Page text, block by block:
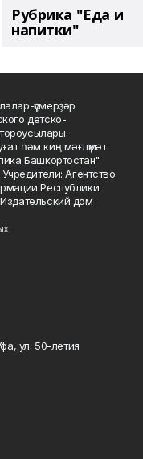
Рубрика "Еда и
напитки"
үҫмерҙәр
детско-
һәм киң мәғлүмәт
Башкортостан"
Агентство
Республики
дом
ул. 50-летия